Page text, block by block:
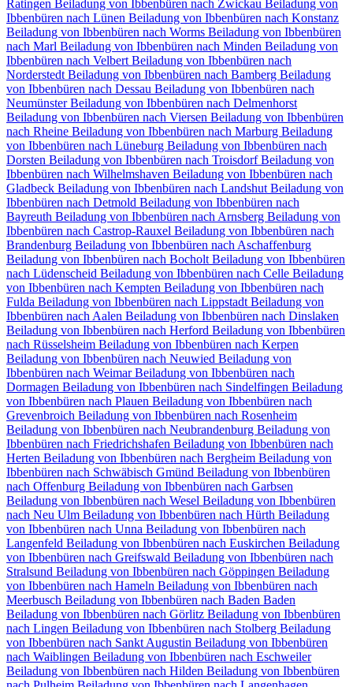
Ratingen Beiladung von Ibbenbüren nach Zwickau Beiladung von
Ibbenbüren nach Lünen Beiladung von Ibbenbüren nach Konstanz
Beiladung von Ibbenbüren nach Worms Beiladung von Ibbenbüren
nach Marl Beiladung von Ibbenbüren nach Minden Beiladung von
Ibbenbüren nach Velbert Beiladung von Ibbenbüren nach
Norderstedt Beiladung von Ibbenbüren nach Bamberg Beiladung
von Ibbenbüren nach Dessau Beiladung von Ibbenbüren nach
NeumünsterBeiladung von Ibbenbüren nach Delmenhorst
Beiladung von Ibbenbüren nach Viersen Beiladung von Ibbenbüren
nach Rheine Beiladung von Ibbenbüren nach Marburg Beiladung
von Ibbenbüren nach Lüneburg Beiladung von Ibbenbüren nach
Dorsten Beiladung von Ibbenbüren nach TroisdorfBeiladung von
Ibbenbüren nach Wilhelmshaven Beiladung von Ibbenbüren nach
Gladbeck Beiladung von Ibbenbüren nach Landshut Beiladung von
Ibbenbüren nach Detmold Beiladung von Ibbenbüren nach
Bayreuth Beiladung von Ibbenbüren nach Arnsberg Beiladung von
Ibbenbüren nach Castrop-Rauxel Beiladung von Ibbenbüren nach
Brandenburg Beiladung von Ibbenbüren nach Aschaffenburg
Beiladung von Ibbenbüren nach Bocholt Beiladung von Ibbenbüren
nach Lüdenscheid Beiladung von Ibbenbüren nach Celle Beiladung
von Ibbenbüren nach Kempten Beiladung von Ibbenbüren nach
Fulda Beiladung von Ibbenbüren nach Lippstadt Beiladung von
Ibbenbüren nach Aalen Beiladung von Ibbenbüren nach Dinslaken
Beiladung von Ibbenbüren nach Herford Beiladung von Ibbenbüren
nach Rüsselsheim Beiladung von Ibbenbüren nach Kerpen
Beiladung von Ibbenbüren nach Neuwied Beiladung von
Ibbenbüren nach WeimarBeiladung von Ibbenbüren nach
Dormagen Beiladung von Ibbenbüren nach Sindelfingen Beiladung
von Ibbenbüren nach Plauen Beiladung von Ibbenbüren nach
Grevenbroich Beiladung von Ibbenbüren nach Rosenheim
Beiladung von Ibbenbüren nach Neubrandenburg Beiladung von
Ibbenbüren nach Friedrichshafen Beiladung von Ibbenbüren nach
Herten Beiladung von Ibbenbüren nach Bergheim Beiladung von
Ibbenbüren nach Schwäbisch Gmünd Beiladung von Ibbenbüren
nach Offenburg Beiladung von Ibbenbüren nach Garbsen
Beiladung von Ibbenbüren nach Wesel Beiladung von Ibbenbüren
nach Neu Ulm Beiladung von Ibbenbüren nach Hürth Beiladung
von Ibbenbüren nach Unna Beiladung von Ibbenbüren nach
Langenfeld Beiladung von Ibbenbüren nach Euskirchen Beiladung
von Ibbenbüren nach Greifswald Beiladung von Ibbenbüren nach
Stralsund Beiladung von Ibbenbüren nach Göppingen Beiladung
von Ibbenbüren nach Hameln Beiladung von Ibbenbüren nach
Meerbusch Beiladung von Ibbenbüren nach Baden Baden
Beiladung von Ibbenbüren nach Görlitz Beiladung von Ibbenbüren
nach Lingen Beiladung von Ibbenbüren nach Stolberg Beiladung
von Ibbenbüren nach Sankt Augustin Beiladung von Ibbenbüren
nach Waiblingen Beiladung von Ibbenbüren nach Eschweiler
Beiladung von Ibbenbüren nach Hilden Beiladung von Ibbenbüren